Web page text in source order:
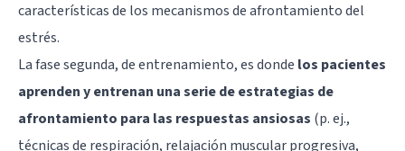
características de los mecanismos de afrontamiento del
estrés.
La fase segunda, de entrenamiento, es donde los pacientes
aprenden y entrenan una serie de estrategias de
afrontamiento para las respuestas ansiosas (p. ej.,
técnicas de respiración, relajación muscular progresiva,